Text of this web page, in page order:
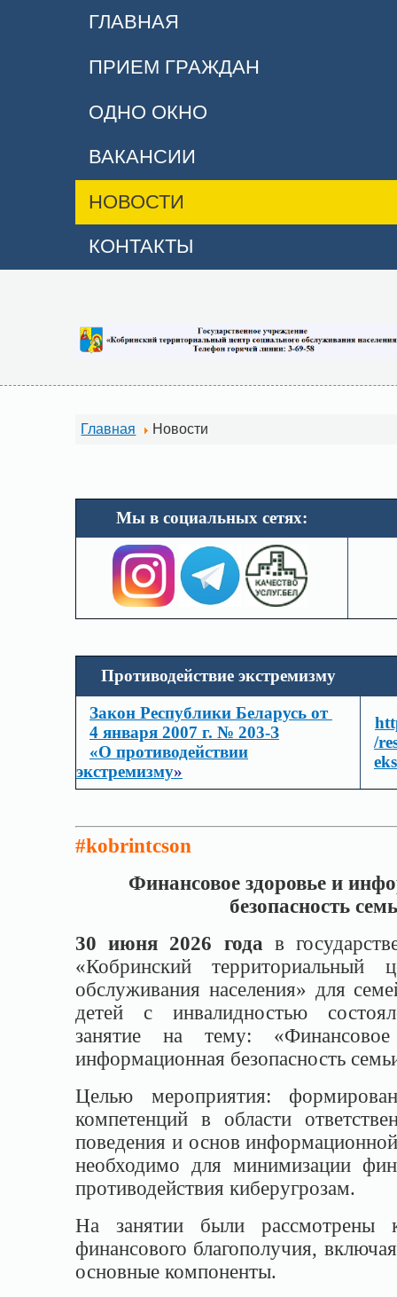
ГЛАВНАЯ
ПРИЕМ ГРАЖДАН
ОДНО ОКНО
ВАКАНСИИ
НОВОСТИ
КОНТАКТЫ
Главная Новости
Мы в социальных сетях:
Противодействие экстремизму
Закон Республики Беларусь от
4 января 2007 г. № 203-З
«О противодействии
экстремизму»
/
#kobrintcson
Финансовое здоровье и
безопасность
30 июня 2026 годав
«Кобринский территориальный
обслуживания населения» для
детей с инвалидностью
занятие на тему:
информационная безопасность
Целью мероприятия:
компетенций в области
поведения и основ
необходимо для минимизации
противодействия киберугрозам.
На занятии были рассмотрены
финансового благополучия,
основные компоненты.